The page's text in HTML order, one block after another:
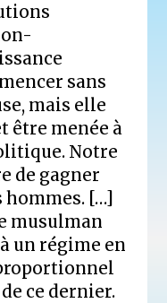
sans
mais elle
être menée à
Notre
de gagner
[…]
musulman
un régime en
ce dernier.